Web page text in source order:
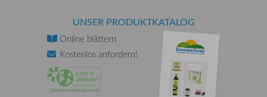
UNSER PRODUKTKATALOG
Online blättern
Kostenlos anfordern!